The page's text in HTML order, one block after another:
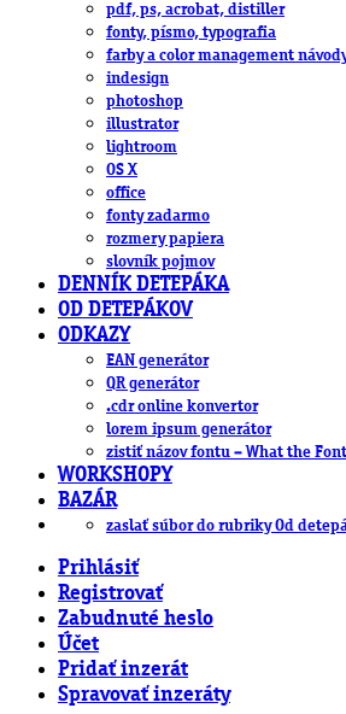
pdf, ps, acrobat, distiller
fonty, písmo, typografia
farby a color management
indesign
photoshop
illustrator
lightroom
OS X
office
fonty zadarmo
rozmery papiera
slovník pojmov
DENNÍK DETEPÁKA
OD DETEPÁKOV
ODKAZY
EAN generátor
QR generátor
.cdr online konvertor
lorem ipsum generátor
zistiť názov fontu – What the Font
WORKSHOPY
BAZÁR
zaslať súbor do rubriky Od
Prihlásiť
Registrovať
Zabudnuté heslo
Účet
Pridať inzerát
Spravovať inzeráty